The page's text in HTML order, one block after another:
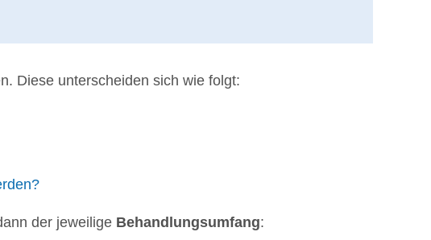
Diese unterscheiden sich wie folgt:
der jeweilige Behandlungsumfang: